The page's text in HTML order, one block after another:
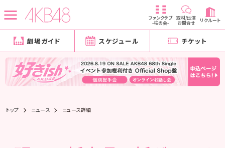
ファンクラブ
-柱の会-
取材/出演
お問合せ リクルート
劇場ガイド スケジュール チケット
トップ ニュース ニュース詳細